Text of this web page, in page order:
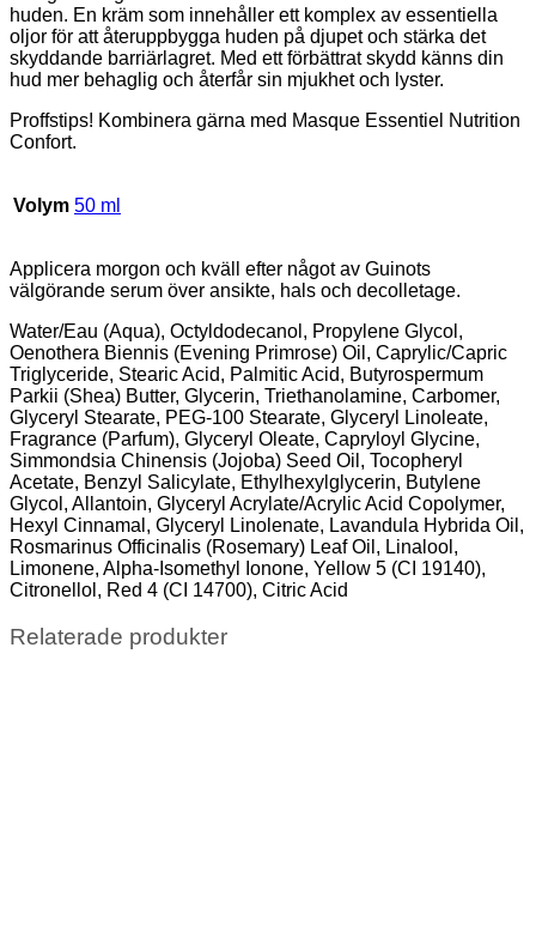
huden. En kräm som innehåller ett komplex av essentiella
oljor för att återuppbygga huden på djupet och stärka det
skyddande barriärlagret. Med ett förbättrat skydd känns din
hud mer behaglig och återfår sin mjukhet och lyster.
Proffstips! Kombinera gärna med Masque Essentiel Nutrition
Confort.
Volym 50 ml
Applicera morgon och kväll efter något av Guinots
välgörande serum över ansikte, hals och decolletage.
Water/Eau (Aqua), Octyldodecanol, Propylene Glycol,
Oenothera Biennis (Evening Primrose) Oil, Caprylic/Capric
Triglyceride, Stearic Acid, Palmitic Acid, Butyrospermum
Parkii (Shea) Butter, Glycerin, Triethanolamine, Carbomer,
Glyceryl Stearate, PEG-100 Stearate, Glyceryl Linoleate,
Fragrance (Parfum), Glyceryl Oleate, Capryloyl Glycine,
Simmondsia Chinensis (Jojoba) Seed Oil, Tocopheryl
Acetate, Benzyl Salicylate, Ethylhexylglycerin, Butylene
Glycol, Allantoin, Glyceryl Acrylate/Acrylic Acid Copolymer,
Hexyl Cinnamal, Glyceryl Linolenate, Lavandula Hybrida Oil,
Rosmarinus Officinalis (Rosemary) Leaf Oil, Linalool,
Limonene, Alpha-Isomethyl Ionone, Yellow 5 (CI 19140),
Citronellol, Red 4 (CI 14700), Citric Acid
Relaterade produkter